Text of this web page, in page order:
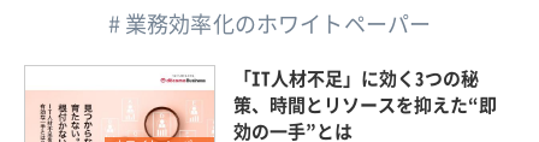
# 業務効率化のホワイトペーパー
「IT人材不足」に効く3つの秘
策、時間とリソースを抑えた“即
効の一手”とは